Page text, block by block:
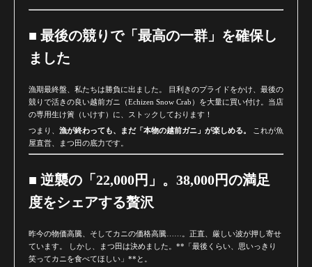
■ 最後の競りで「最高の一群」を確保し
ました
漁期最終盤、私たちは勝負に出ました。 目利きのプライドをかけ、最後の
競りで活きの良い越前ガニ（Echizen Snow Crab）を大量に買い付け。当店
の専用生け簀（いけす）に、ストックしております！
つまり、 漁が終わっても、まだ「本物の越前ガニ」が楽しめる。
これが魚
屋直営、まつ田の底力です。
■ 逆襲の「22,000円」。38,000円の満足
度をシェアする贅沢
昨今の物価高騰、そしてカニの価格高騰……。正直、厳しい波が押し寄せ
ています。 しかし、まつ田は決めました。**「最後くらい、思いっきり
笑ってカニを食べてほしい」**と。